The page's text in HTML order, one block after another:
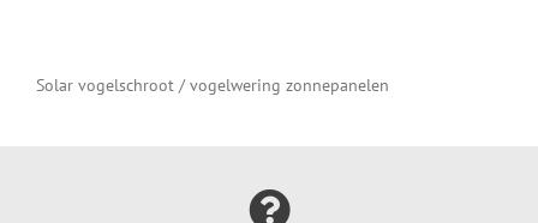
Solar vogelschroot / vogelwering zonnepanelen